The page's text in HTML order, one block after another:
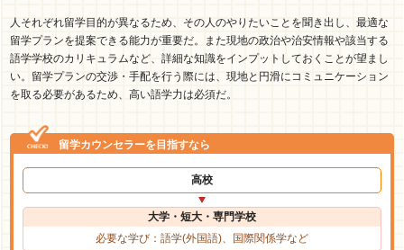
人それぞれ留学目的が異なるため、その人のやりたいことを聞き出し、最適な
留学プランを提案できる能力が重要だ。また現地の政治や治安情報や該当する
語学学校のカリキュラムなど、詳細な知識をインプットしておくことが望まし
い。留学プランの交渉・手配を行う際には、現地と円滑にコミュニケーション
を取る必要があるため、高い語学力は必須だ。
留学カウンセラーを目指すなら
高校
大学・短大・専門学校
必要な学び：語学(外国語)、国際関係学など